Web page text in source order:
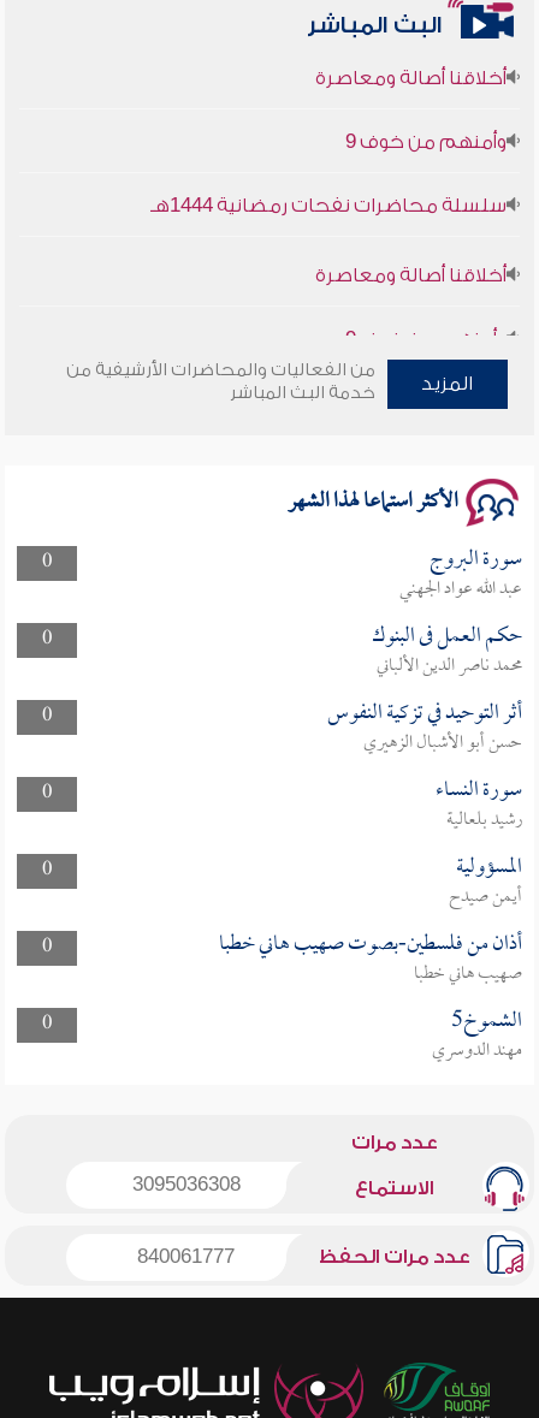
البث المباشر
أخلاقنا أصالة ومعاصرة
سلسلة محاضرات نفحات رمضانية 1444هـ
المزيد
من الفعاليات والمحاضرات الأرشيفية من
خدمة البث المباشر
الأكثر استماعا لهذا الشهر
0 سورة البروج
عبد الله عواد الجهني
0
حكم العمل فى البنوك
محمد ناصر الدين الألباني
0
أثر التوحيد في تزكية النفوس
حسن أبو الأشبال الزهيري
0
سورة النساء
رشيد بلعالية
0
المسؤولية
أيمن صيدح
0
أذان من فلسطين-بصوت صهيب هاني خطبا
صهيب هاني خطبا
0
الشموخ5
مهند الدوسري
عدد مرات
الاستماع 3095036308
عدد مرات الحفظ 840061777